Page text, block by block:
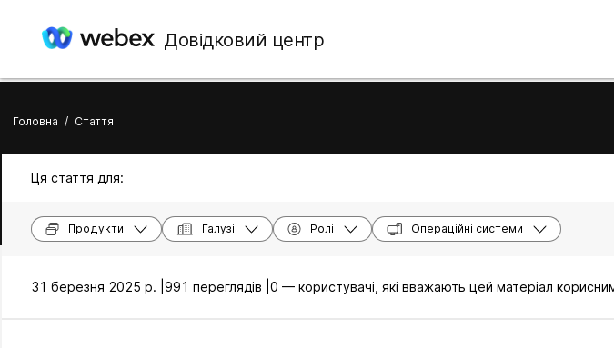
Довідковий центр
Головна / Стаття
Ця стаття для:
Продукти Галузі Ролі Операційні системи
31 березня 2025 р. | 991 переглядів | 0 — користувачі, які вважають цей матеріал